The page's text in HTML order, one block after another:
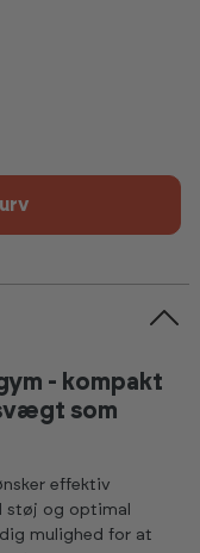
- kompakt
som
effektiv
støj og optimal
mulighed for at